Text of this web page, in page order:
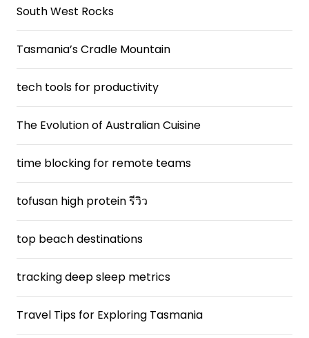
South West Rocks
Tasmania’s Cradle Mountain
tech tools for productivity
The Evolution of Australian Cuisine
time blocking for remote teams
tofusan high protein รีวิว
top beach destinations
tracking deep sleep metrics
Travel Tips for Exploring Tasmania